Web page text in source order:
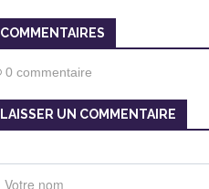
COMMENTAIRES
0 commentaire
LAISSER UN COMMENTAIRE